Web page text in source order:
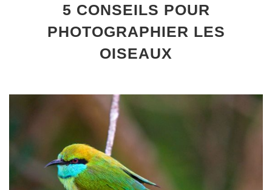
5 CONSEILS POUR
PHOTOGRAPHIER LES
OISEAUX